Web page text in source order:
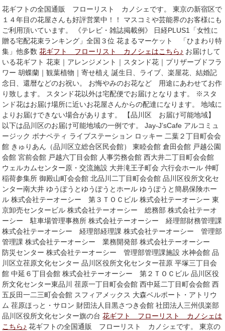
花ギフトの全国通販 フローリスト カノシェです。 東京の新宿区で
１４年目の花屋さんも好評営業中！！ マスコミや芸能界のお客様にも
ご利用頂いています。 《テレビ・雑誌掲載例》 日経PLUS1「女性に
贈る宅配花束ランキング」全国３位 花まるマーケット 「ひまわり特
集」他多数花ギフト フローリスト カノシェはこちら♪ お届けして
いる花ギフト 花束｜アレンジメント｜スタンド花｜プリザーブドフラ
ワー 胡蝶蘭｜観葉植物｜寄せ植え 誕生日、ライブ、楽屋花、結婚記
念日、還暦などのお祝い。 お悔やみのお花など 用途にあわせてお作
り致します。 スタンド花以外は宅配便でお届けとなります。 ※スタ
ンド花はお届け場所に近いお花屋さんからの配達になります。 地域に
よりお届けできない場合があります。 【品川区 お届け可能地域】
以下は品川区のお届け可能地域の一例です。 Jay‐J’sCafe アルコミュ
ージック ボナペティ ライブステーション ロッキー 二葉２丁目町会会
館 きゅりあん（品川区立総合区民会館） 東睦会館 倉田会館 戸越公園
会館 宮前会館 戸越六丁目会館 人事労務会館 西大井二丁目町会会館
ウェルカムセンター原・交流施設 大井滝王子町会 六行会ホール 仲町
稲荷参集所 御殿山町会会館 北品川二丁目町会会館 品川区役所文化セ
ンター南大井 ゆうぽうとゆうぽうとホール ゆうぽうと簡易保険ホー
ル 株式会社テーオーシー 第３ＴＯＣビル 株式会社テーオーシー 東
京卸売センタービル 株式会社テーオーシー 総務部 株式会社テーオ
ーシー 駐車場管理事務所 株式会社テーオーシー 経理部財務管理課
株式会社テーオーシー 経理部経理課 株式会社テーオーシー 管理部
管理課 株式会社テーオーシー 業務開発部 株式会社テーオーシー
防災センター 株式会社テーオーシー 管理部管理課施設 水神会館 品
川区立荏原文化センター 品川区役所文化センター荏原 平塚三丁目会
館 中延６丁目会館 株式会社テーオーシー 第２ＴＯＣビル 品川区役
所文化センター東品川 荏原一丁目町会会館 西中延二丁目町会会館 西
五反田一二三町会会館 スフィアメックス 大森ベルポート・アトリウ
ム 荏原ほっと・サロン 財団法人目黒さつき会館 社団法人三州倶楽部
品川区役所文化センター旗の台花ギフト フローリスト カノシェは
こちら♪ 花ギフトの全国通販 フローリスト カノシェです。 東京の